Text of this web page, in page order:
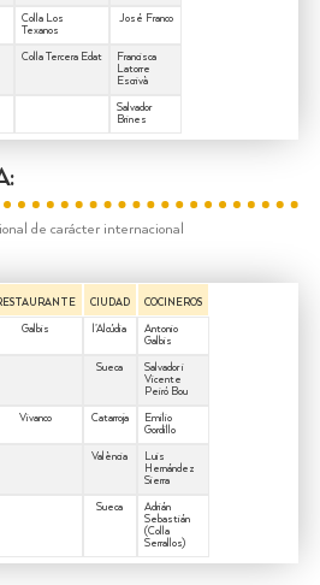
Colla Los
Texanos
José Franco
Colla Tercera Edat
Francisca
Latorre
Escrivà
Salvador
Brines
de carácter internacional
CIUDAD COCINEROS
Galbis l’Alcúdia
Antonio
Galbis
Sueca
Salvador i
Vicente
Peiró Bou
Vivanco Catarroja
Emilio
Gordillo
València
Luis
Hernández
Sierra
Sueca
Adrián
Sebastián
(Colla
Serrallos)